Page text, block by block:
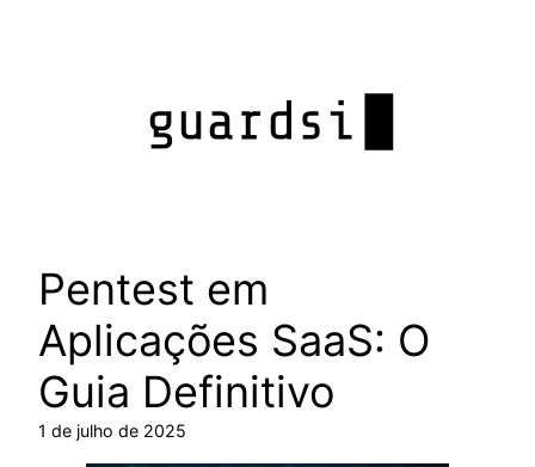
Pentest em
Aplicações SaaS: O
Guia Definitivo
1 de julho de 2025